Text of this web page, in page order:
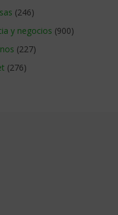
(246)
y negocios (900)
(227)
(276)